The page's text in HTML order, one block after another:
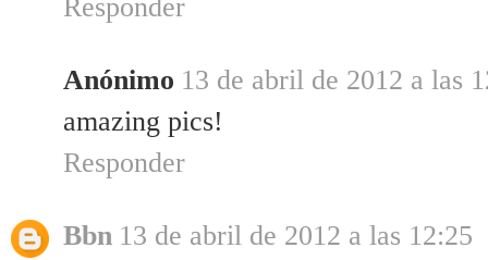
Responder
Anónimo 13 de abril de 2012 a las
amazing pics!
Responder
Bbn 13 de abril de 2012 a las 12:25